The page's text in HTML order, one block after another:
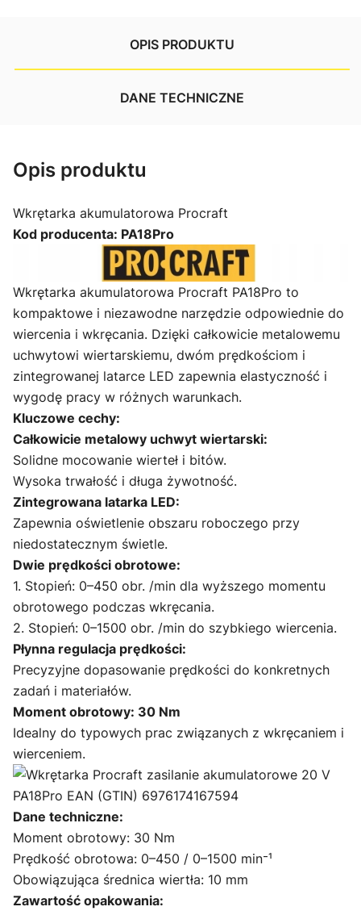
OPIS PRODUKTU
DANE TECHNICZNE
Opis produktu
Wkrętarka akumulatorowa Procraft
Kod producenta: PA18Pro
Wkrętarka akumulatorowa Procraft PA18Pro to
kompaktowe i niezawodne narzędzie odpowiednie do
wiercenia i wkręcania. Dzięki całkowicie metalowemu
uchwytowi wiertarskiemu, dwóm prędkościom i
zintegrowanej latarce LED zapewnia elastyczność i
wygodę pracy w różnych warunkach.
Kluczowe cechy:
Całkowicie metalowy uchwyt wiertarski:
Solidne mocowanie wierteł i bitów.
Wysoka trwałość i długa żywotność.
Zintegrowana latarka LED:
Zapewnia oświetlenie obszaru roboczego przy
niedostatecznym świetle.
Dwie prędkości obrotowe:
1. Stopień: 0–450 obr. /min dla wyższego momentu
obrotowego podczas wkręcania.
2. Stopień: 0–1500 obr. /min do szybkiego wiercenia.
Płynna regulacja prędkości:
Precyzyjne dopasowanie prędkości do konkretnych
zadań i materiałów.
Moment obrotowy: 30 Nm
Idealny do typowych prac związanych z wkręcaniem i
wierceniem.
Dane techniczne:
Moment obrotowy: 30 Nm
Prędkość obrotowa: 0–450 / 0–1500 min⁻¹
Obowiązująca średnica wiertła: 10 mm
Zawartość opakowania: